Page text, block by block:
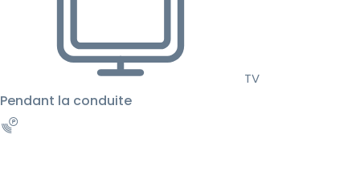
TV
Pendant la conduite